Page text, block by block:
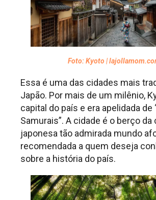
Foto: Kyoto |
Essa é uma das cidades mais
Japão. Por mais de um milênio,
capital do país e era apelidada de
Samurais”. A cidade é o berço da
japonesa tão admirada mundo
recomendada a quem deseja
sobre a história do país.